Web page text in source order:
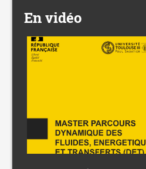
En vidéo